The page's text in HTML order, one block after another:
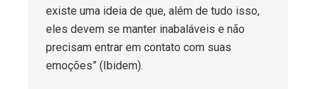
existe uma ideia de que, além de tudo isso,
eles devem se manter inabaláveis e não
precisam entrar em contato com suas
emoções” (Ibidem).